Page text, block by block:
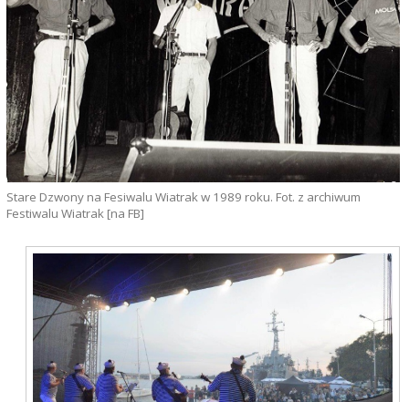
Stare Dzwony na Fesiwalu Wiatrak w 1989 roku. Fot. z archiwum
Festiwalu Wiatrak [na FB]